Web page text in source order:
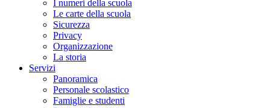
I numeri della scuola
Le carte della scuola
Sicurezza
Privacy
Organizzazione
La storia
Servizi
Panoramica
Personale scolastico
Famiglie e studenti